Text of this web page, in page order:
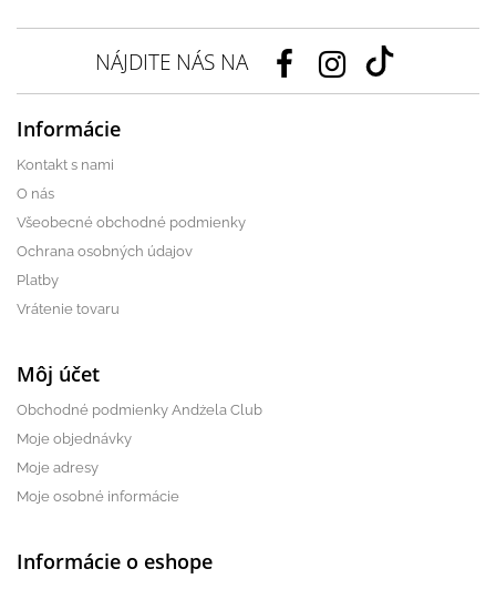
NÁJDITE NÁS NA
Informácie
Kontakt s nami
O nás
Všeobecné obchodné podmienky
Ochrana osobných údajov
Platby
Vrátenie tovaru
Môj účet
Obchodné podmienky Andżela Club
Moje objednávky
Moje adresy
Moje osobné informácie
Informácie o eshope